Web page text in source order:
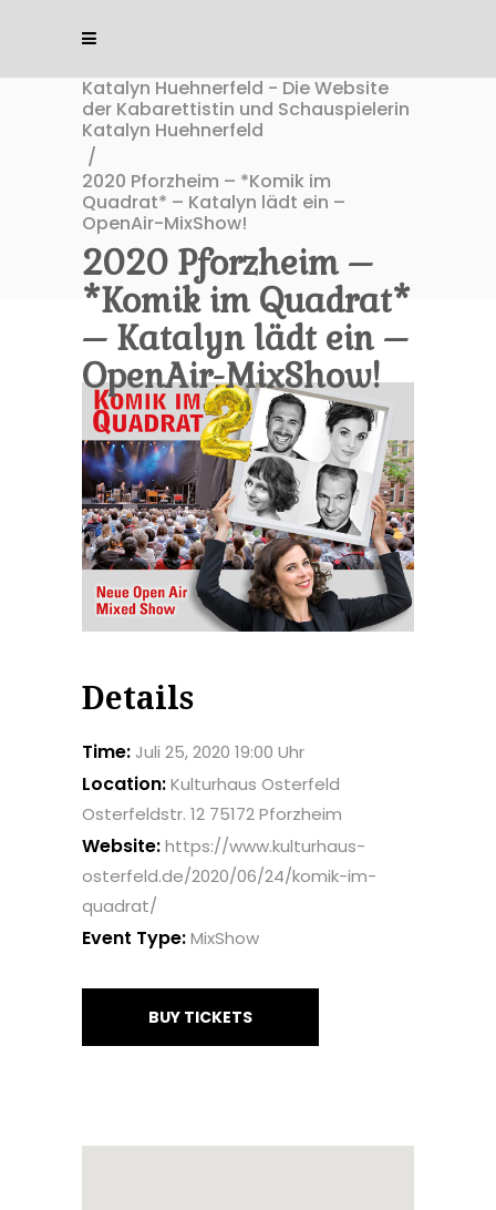
Katalyn Huehnerfeld - Die Website
der Kabarettistin und Schauspielerin
Katalyn Huehnerfeld
/
2020 Pforzheim – *Komik im
Quadrat* – Katalyn lädt ein –
OpenAir-MixShow!
2020 Pforzheim –
*Komik im Quadrat*
– Katalyn lädt ein –
OpenAir-MixShow!
Details
Time: Juli 25, 2020 19:00 Uhr
Location:Kulturhaus Osterfeld
Osterfeldstr. 12 75172 Pforzheim
Website:https://www.kulturhaus-
osterfeld.de/2020/06/24/komik-im-
quadrat/
Event Type:MixShow
BUY TICKETS